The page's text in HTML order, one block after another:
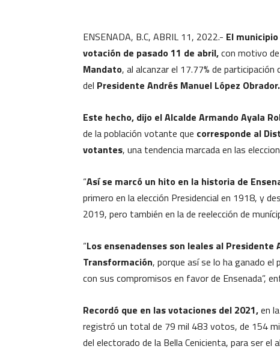
ENSENADA, B.C, ABRIL 11, 2022.- El
votación de pasado 11 de abril,con motivo
Mandato, al alcanzar el 17.77% de
del Presidente Andrés Manuel López Obrador.
Este hecho, dijo el Alcalde Armando Ayala
de la población votante que corresponde al
votantes, una tendencia marcada en las
“Así se marcó un hito en la historia de
primero en la elección Presidencial en 1918, y
2019, pero también en la de reelección de
“Los ensenadenses son leales al
Transformación, porque así se lo ha ganado el
con sus compromisos en favor de Ensenada”,
Recordó que en las votaciones del 2021,en
registró un total de 79 mil 483 votos, de 154
del electorado de la Bella Cenicienta, para ser el